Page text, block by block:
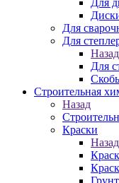
Для
Для
Для
Назад
Для
Строительная
Назад
Краски
Назад